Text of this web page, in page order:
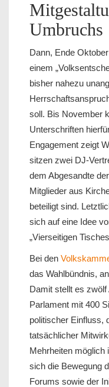
Umbruchs
Dann, Ende
einem
bisher nahezu
soll. Bis November
Unterschriften
Engagement zeigt
sitzen zwei DJ-
dem Abgesandte
Mitglieder aus
beteiligt sind.
sich auf eine Idee
„Vierseitigen
Bei den
das Wahlbündnis,
Damit stellt es zwölf
Parlament mit 400
politischer Einfluss,
tatsächlicher
Mehrheiten möglich
sich die Bewegung
Forums sowie der